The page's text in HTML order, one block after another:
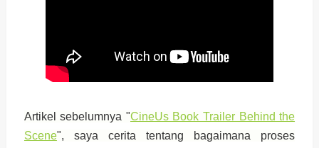
Artikel sebelumnya "CineUs Book Trailer Behind the
Scene", saya cerita tentang bagaimana proses